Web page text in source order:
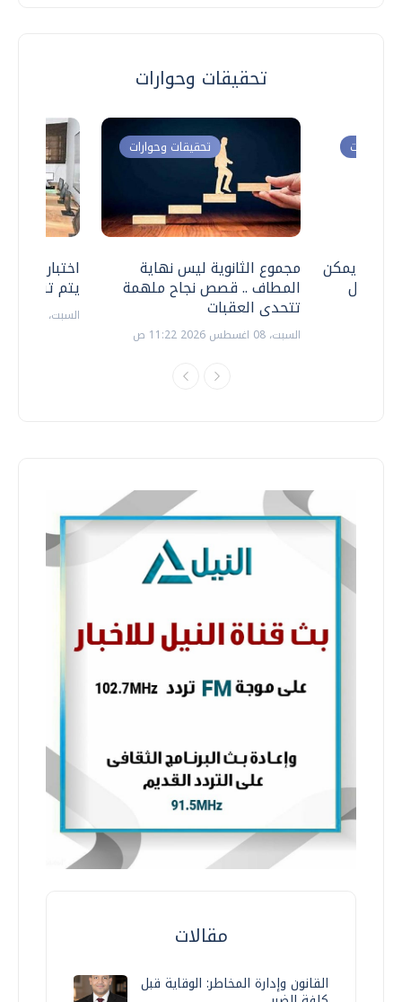
تحقيقات وحوارات
اختبارات
يتم
السبت، 18 يوليو 2026 09:22 ص
تحقيقات وحوارات
مجموع الثانوية ليس نهاية
المطاف .. قصص نجاح ملهمة
تتحدى العقبات
السبت، 08 اغسطس 2026 11:22 ص
وحوارات
.. هل يمكن
نتعامل
مقالات
القانون وإدارة المخاطر: الوقاية قبل